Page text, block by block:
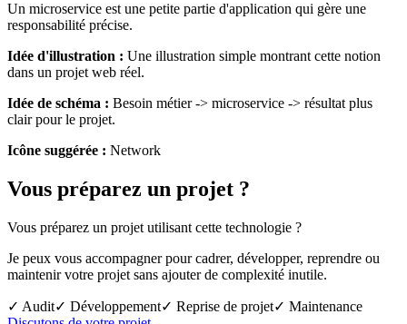
Un microservice est une petite partie d'application qui gère une
responsabilité précise.
Idée d'illustration : Une illustration simple montrant cette notion
dans un projet web réel.
Idée de schéma : Besoin métier -> microservice -> résultat plus
clair pour le projet.
Icône suggérée : Network
Vous préparez un projet ?
Vous préparez un projet utilisant cette technologie ?
Je peux vous accompagner pour cadrer, développer, reprendre ou
maintenir votre projet sans ajouter de complexité inutile.
✓ Audit✓ Développement✓ Reprise de projet✓ Maintenance